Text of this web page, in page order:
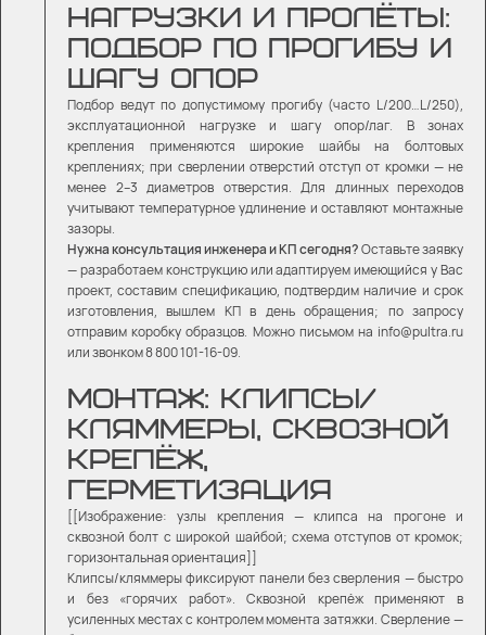
НАГРУЗКИ И ПРОЛЁТЫ:
ПОДБОР ПО ПРОГИБУ И
ШАГУ ОПОР
Подбор ведут по допустимому прогибу (часто L/200…L/250),
эксплуатационной нагрузке и шагу опор/лаг. В зонах
крепления применяются широкие шайбы на болтовых
креплениях; при сверлении отверстий отступ от кромки — не
менее 2–3 диаметров отверстия. Для длинных переходов
учитывают температурное удлинение и оставляют монтажные
зазоры.
Нужна консультация инженера и КП сегодня?Оставьте заявку
— разработаем конструкцию или адаптируем имеющийся у Вас
проект, составим спецификацию, подтвердим наличие и срок
изготовления, вышлем КП в день обращения; по запросу
отправим коробку образцов. Можно письмом на info@pultra.ru
или звонком 8 800 101-16-09.
МОНТАЖ: КЛИПСЫ/
КЛЯММЕРЫ, СКВОЗНОЙ
КРЕПЁЖ,
ГЕРМЕТИЗАЦИЯ
[[Изображение: узлы крепления — клипса на прогоне и
сквозной болт с широкой шайбой; схема отступов от кромок;
горизонтальная ориентация]]
Клипсы/кляммеры фиксируют панели без сверления — быстро
и без «горячих работ». Сквозной крепёж применяют в
усиленных местах с контролем момента затяжки. Сверление —